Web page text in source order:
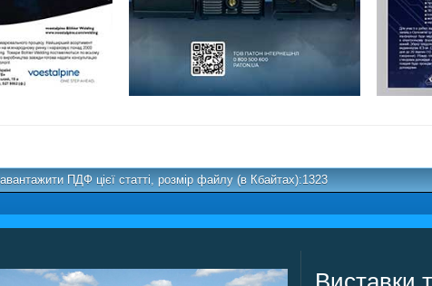
ПДФ цієї статті, розмір файлу (в Кбайтах):1323